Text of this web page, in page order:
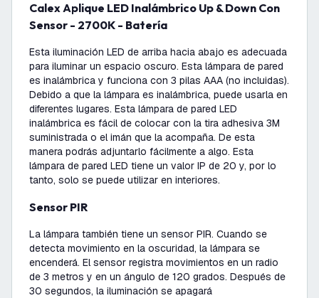
Calex Aplique LED Inalámbrico Up & Down Con
Sensor - 2700K - Batería
Esta iluminación LED de arriba hacia abajo es adecuada
para iluminar un espacio oscuro. Esta lámpara de pared
es inalámbrica y funciona con 3 pilas AAA (no incluidas).
Debido a que la lámpara es inalámbrica, puede usarla en
diferentes lugares. Esta lámpara de pared LED
inalámbrica es fácil de colocar con la tira adhesiva 3M
suministrada o el imán que la acompaña. De esta
manera podrás adjuntarlo fácilmente a algo. Esta
lámpara de pared LED tiene un valor IP de 20 y, por lo
tanto, solo se puede utilizar en interiores.
Sensor PIR
La lámpara también tiene un sensor PIR. Cuando se
detecta movimiento en la oscuridad, la lámpara se
encenderá. El sensor registra movimientos en un radio
de 3 metros y en un ángulo de 120 grados. Después de
30 segundos, la iluminación se apagará